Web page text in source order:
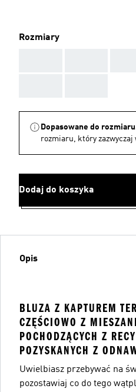
Rozmiary
Dopasowane do
rozmiaru, który zazwyczaj
Dodaj do koszyka
Opis
BLUZA Z KAPTUREM
CZĘŚCIOWO Z
POCHODZĄCYCH Z
POZYSKANYCH Z
Uwielbiasz przebywać na
pozostawiaj co do tego